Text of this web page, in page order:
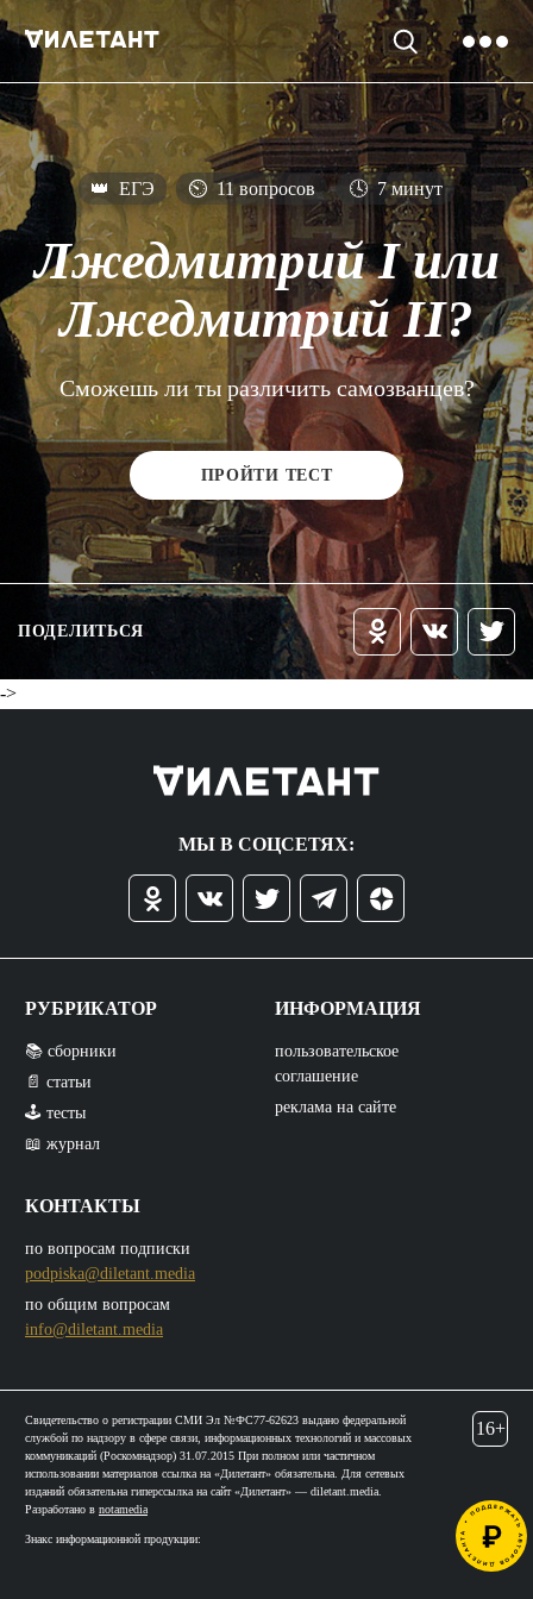
👑 ЕГЭ ⏲ 11 вопросов 🕓 7 минут
Лжедмитрий I или
Лжедмитрий II?
Сможешь ли ты различить самозванцев?
ПРОЙТИ ТЕСТ
ПОДЕЛИТЬСЯ
->
МЫ В СОЦСЕТЯХ:
РУБРИКАТОР
📚 сборники
📄 статьи
🕹️ тесты
📖 журнал
КОНТАКТЫ
по вопросам подписки
podpiska@diletant.media
по общим вопросам
info@diletant.media
ИНФОРМАЦИЯ
пользовательское
соглашение
реклама на сайте
Свидетельство о регистрации СМИ Эл №ФС77-62623 выдано федеральной
службой по надзору в сфере связи, информационных технологий и массовых
коммуникаций (Роскомнадзор) 31.07.2015 При полном или частичном
использовании материалов ссылка на «Дилетант» обязательна. Для сетевых
изданий обязательна гиперссылка на сайт «Дилетант» — diletant.media.
Разработано в notamedia
Знакс информационной продукции:
16+